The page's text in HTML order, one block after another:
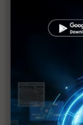
SARS、茲卡經
武漢肺炎來勢洶
不只記憶體、
武漢疫情衝擊供